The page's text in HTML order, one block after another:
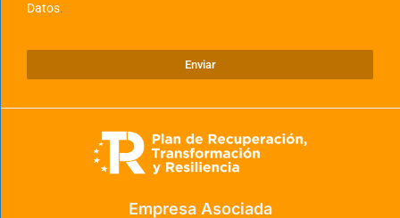
Datos.
Enviar
Empresa Asociada